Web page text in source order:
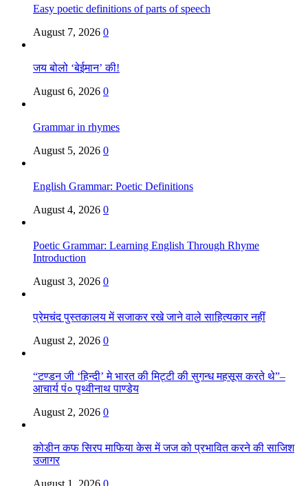
Easy poetic definitions of parts of speech
August 7, 2026 0
जय बोलो ‘बेईमान’ की!
August 6, 2026 0
Grammar in rhymes
August 5, 2026 0
English Grammar: Poetic Definitions
August 4, 2026 0
Poetic Grammar: Learning English Through Rhyme
Introduction
August 3, 2026 0
प्रेमचंद पुस्तकालय में सजाकर रखे जाने वाले साहित्यकार नहीं
August 2, 2026 0
“टण्डन जी ‘हिन्दी’ मे भारत की मिट्टी की सुगन्ध महसूस करते थे”–
आचार्य पं० पृथ्वीनाथ पाण्डेय
August 2, 2026 0
कोडीन कफ सिरप माफिया केस में जज को प्रभावित करने की साजिश
उजागर
August 1, 2026 0